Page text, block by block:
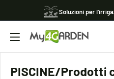
al
contenuto
Soluzioni per
My4garden
PISCINE/Prodotti